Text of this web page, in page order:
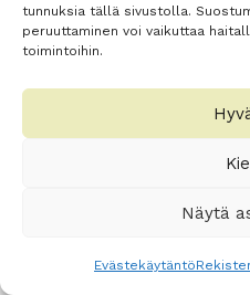
tunnuksia tällä sivustolla.
peruuttaminen voi vaikuttaa
toimintoihin.
Näytä
Evästekäytäntö